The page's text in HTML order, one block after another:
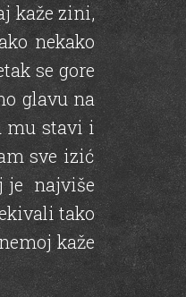
kaže zini,
nekako
se gore
glavu na
mu stavi i
sve izić
je najviše
tako
kaže